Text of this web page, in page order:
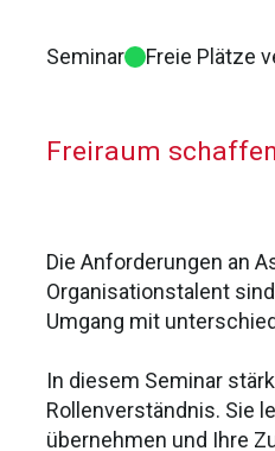
Seminar Freie Plätze
Freiraum
Die Anforderungen an
Organisationstalent
Umgang mit
In diesem Seminar
Rollenverständnis. Sie
übernehmen und Ihre